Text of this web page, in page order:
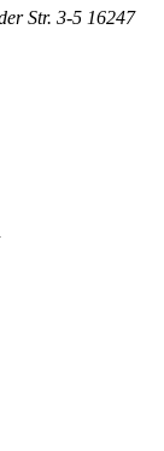
Str. 3-5 16247